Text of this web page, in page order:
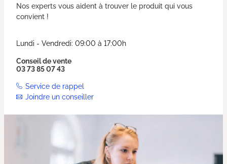
Nos experts vous aident à trouver le produit qui vous
convient !
Lundi - Vendredi: 09:00 à 17:00h
Conseil de vente
03 73 85 07 43
Service de rappel
Joindre un conseiller